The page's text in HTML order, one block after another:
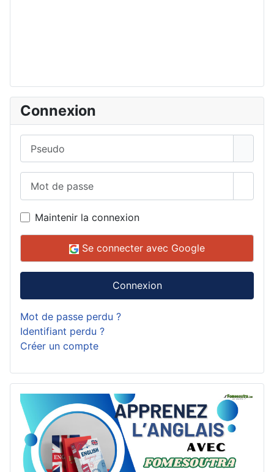
Connexion
Maintenir la connexion
Se connecter avec Google
Connexion
Mot de passe perdu ?
Identifiant perdu ?
Créer un compte